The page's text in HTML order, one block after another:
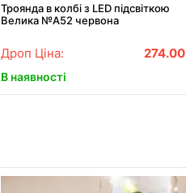
Троянда в колбі з LED підсвіткою
Велика №A52 червона
Дроп Ціна: 274.00
В наявності